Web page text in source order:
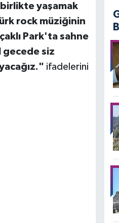
birlikte yaşamak
rock müziğinin
Park'ta sahne
gecede siz
ifadelerini